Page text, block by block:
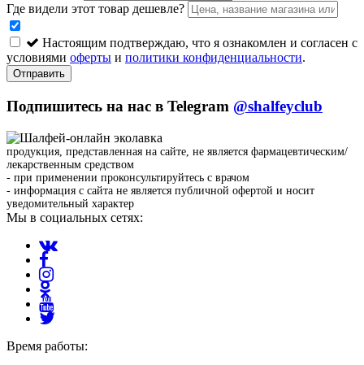
Где видели этот товар дешевле?
Настоящим подтверждаю, что я ознакомлен и согласен с
условиями оферты и политики конфиденциальности.
Отправить
Подпишитесь на нас в Telegram @shalfeyclub
продукция, представленная на сайте, не является фармацевтическим/
лекарственным средством
- при применении проконсультируйтесь с врачом
- информация с сайта не является публичной офертой и носит
уведомительный характер
Мы в социальных сетях:
Время работы: